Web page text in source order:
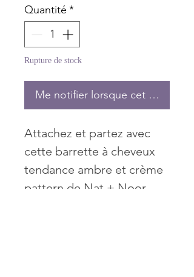
Quantité *
Rupture de stock
Me notifier lorsque cet article
Attachez et partez avec
cette barrette à cheveux
tendance ambre et crème
pattern de Nat + Noor.